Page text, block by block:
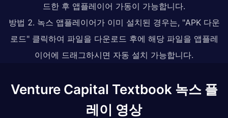
드한 후 앱플레이어 가동이 가능합니다.
방법 2. 녹스 앱플레이어가 이미 설치된 경우는, "APK 다운
로드" 클릭하여 파일을 다운로드 후에 해당 파일을 앱플레
이어에 드래그하시면 자동 설치 가능합니다.
Venture Capital Textbook 녹스 플
레이 영상